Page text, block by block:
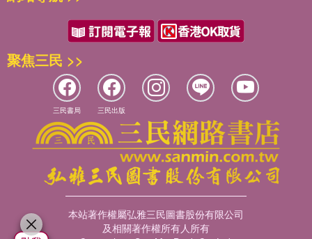
聚焦三民 >>
三民書局 三民出版
本站著作權屬弘雅三民圖書股份有限公司
及相關著作權所有人所有